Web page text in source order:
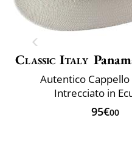
Classic Italy
Autentico Cappello
Intrecciato in
95€00